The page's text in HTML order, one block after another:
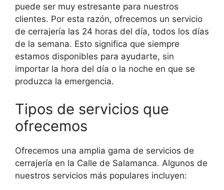
puede ser muy estresante para nuestros
clientes. Por esta razón, ofrecemos un servicio
de cerrajería las 24 horas del día, todos los días
de la semana. Esto significa que siempre
estamos disponibles para ayudarte, sin
importar la hora del día o la noche en que se
produzca la emergencia.
Tipos de servicios que
ofrecemos
Ofrecemos una amplia gama de servicios de
cerrajería en la Calle de Salamanca. Algunos de
nuestros servicios más populares incluyen: